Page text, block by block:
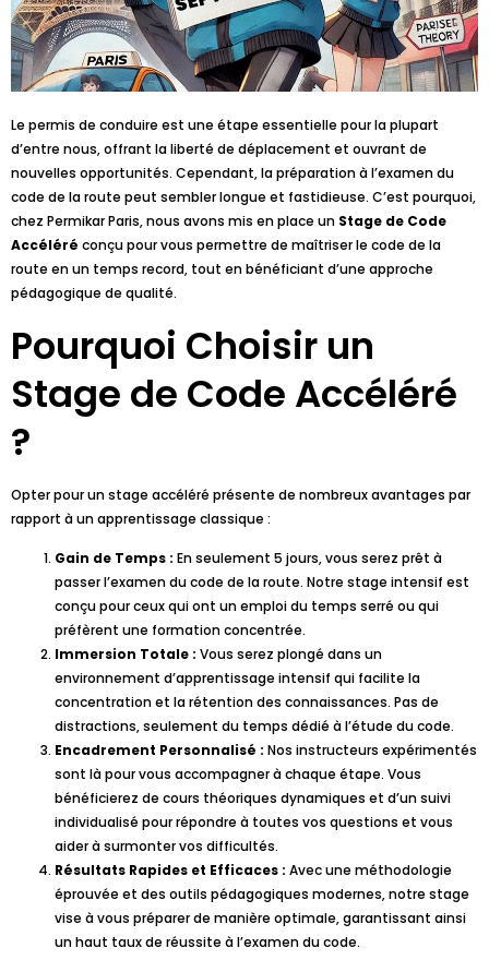
Le permis de conduire est une étape essentielle pour la plupart
d’entre nous, offrant la liberté de déplacement et ouvrant de
nouvelles opportunités. Cependant, la préparation à l’examen du
code de la route peut sembler longue et fastidieuse. C’est pourquoi,
chez Permikar Paris, nous avons mis en place un Stage de Code
Accéléré conçu pour vous permettre de maîtriser le code de la
route en un temps record, tout en bénéficiant d’une approche
pédagogique de qualité.
Pourquoi Choisir un
Stage de Code Accéléré
?
Opter pour un stage accéléré présente de nombreux avantages par
rapport à un apprentissage classique :
Gain de Temps : En seulement 5 jours, vous serez prêt à
passer l’examen du code de la route. Notre stage intensif est
conçu pour ceux qui ont un emploi du temps serré ou qui
préfèrent une formation concentrée.
Immersion Totale : Vous serez plongé dans un
environnement d’apprentissage intensif qui facilite la
concentration et la rétention des connaissances. Pas de
distractions, seulement du temps dédié à l’étude du code.
Encadrement Personnalisé : Nos instructeurs expérimentés
sont là pour vous accompagner à chaque étape. Vous
bénéficierez de cours théoriques dynamiques et d’un suivi
individualisé pour répondre à toutes vos questions et vous
aider à surmonter vos difficultés.
Résultats Rapides et Efficaces : Avec une méthodologie
éprouvée et des outils pédagogiques modernes, notre stage
vise à vous préparer de manière optimale, garantissant ainsi
un haut taux de réussite à l’examen du code.